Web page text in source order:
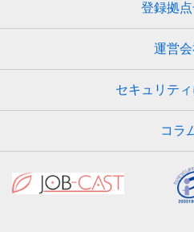
登録拠
運営
セキュリテ
コラ